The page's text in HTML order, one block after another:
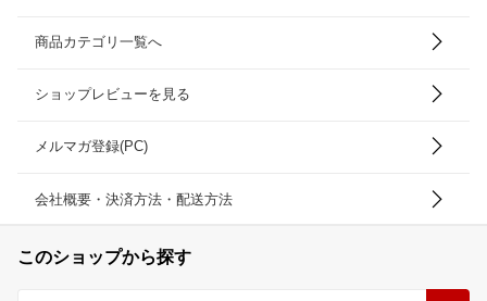
商品カテゴリ一覧へ
ショップレビューを見る
メルマガ登録(PC)
会社概要・決済方法・配送方法
このショップから探す